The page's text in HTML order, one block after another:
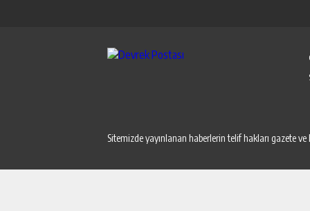
Sitemizde yayınlanan haberlerin telif hakları gazete